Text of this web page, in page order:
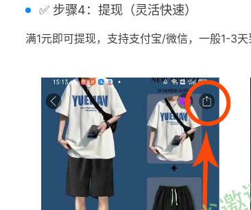
✅ 步骤4：提现（灵活快速）
满1元即可提现，支持支付宝/微信，一般1-3天